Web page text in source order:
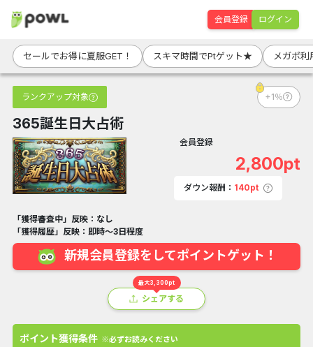
会員登録 ログイン
セールでお得に夏服GET！ スキマ時間でPtゲット★ メガポ
ランクアップ対象 +1％
365誕生日大占術
会員登録
2,800pt
ダウン報酬： 140pt
「獲得審査中」反映：なし
「獲得履歴」反映：即時～3日程度
新規会員登録をしてポイントゲット！
最大3,300pt
シェアする
ポイント獲得条件 ※必ずお読みください